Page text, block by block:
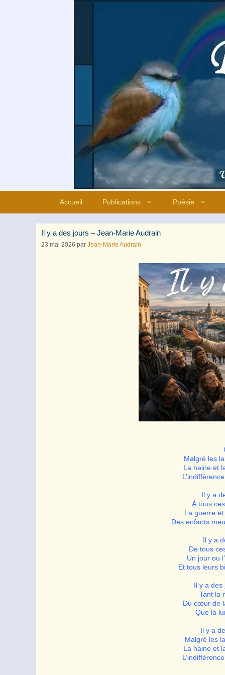
Accueil Publications Poésie
Il y a des jours – Jean-Marie Audrain
23 mai 2026 par Jean-Marie Audrain
Malgré les
La haine et
Il y a
À tous
La guerre
Des enfants
Il y a
De tous
Un jour ou
Et tous leurs
Il y a des
Tant la
Du cœur de
Que la
Il y a
Malgré les
La haine et